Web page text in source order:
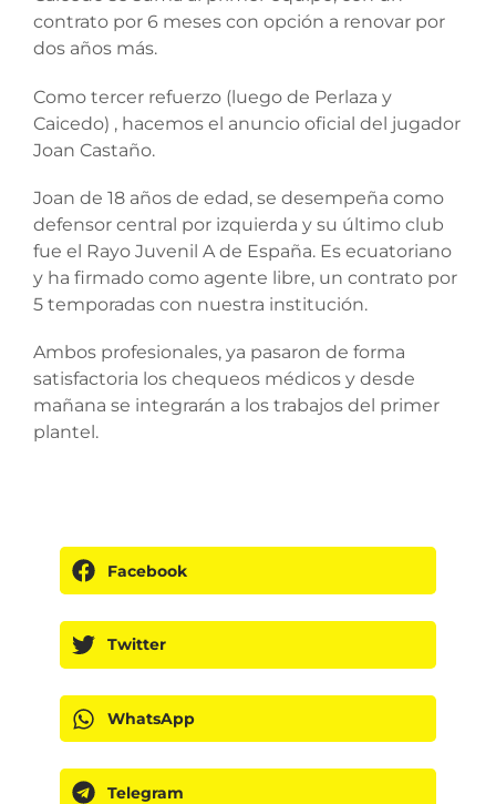
contrato por 6 meses con opción a renovar por
dos años más.
Como tercer refuerzo (luego de Perlaza y
Caicedo) , hacemos el anuncio oficial del jugador
Joan Castaño.
Joan de 18 años de edad, se desempeña como
defensor central por izquierda y su último club
fue el Rayo Juvenil A de España. Es ecuatoriano
y ha firmado como agente libre, un contrato por
5 temporadas con nuestra institución.
Ambos profesionales, ya pasaron de forma
satisfactoria los chequeos médicos y desde
mañana se integrarán a los trabajos del primer
plantel.
Facebook
Twitter
WhatsApp
Telegram